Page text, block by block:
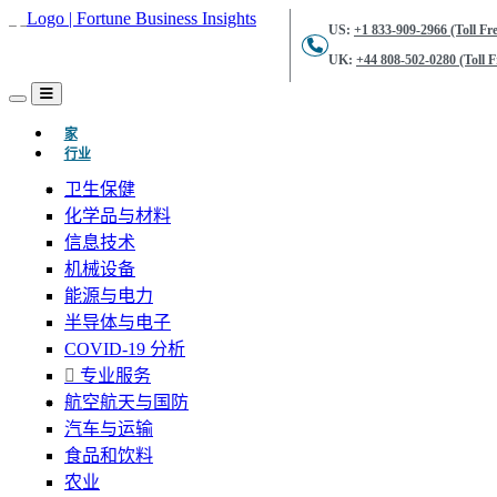
US: +1 833-909-2966 (Toll
UK: +44 808-502-0280 (Toll
家(当前的)
行业
卫生保健
化学品与材料
信息技术
机械设备
能源与电力
半导体与电子
COVID-19 分析
专业服务
航空航天与国防
汽车与运输
食品和饮料
农业